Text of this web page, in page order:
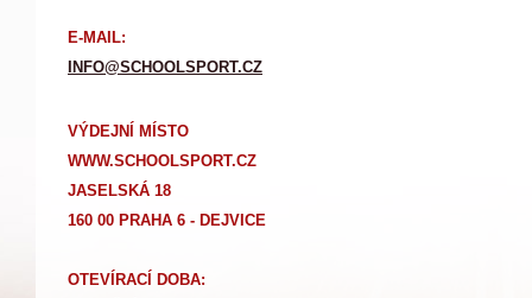
E-MAIL:
INFO@SCHOOLSPORT.CZ
VÝDEJNÍ MÍSTO
WWW.SCHOOLSPORT.CZ
JASELSKÁ 18
160 00 PRAHA 6 - DEJVICE
OTEVÍRACÍ DOBA: